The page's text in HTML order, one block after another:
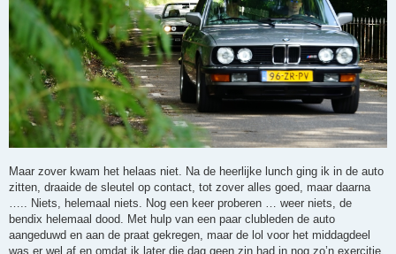
Maar zover kwam het helaas niet. Na de heerlijke lunch ging ik in de auto
zitten, draaide de sleutel op contact, tot zover alles goed, maar daarna
….. Niets, helemaal niets. Nog een keer proberen … weer niets, de
bendix helemaal dood. Met hulp van een paar clubleden de auto
aangeduwd en aan de praat gekregen, maar de lol voor het middagdeel
was er wel af en omdat ik later die dag geen zin had in nog zo’n exercitie,